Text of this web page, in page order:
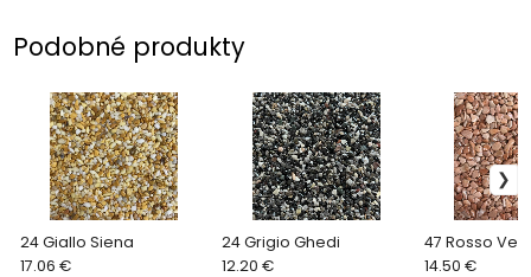
Podobné produkty
24 Giallo Siena
17.06 €
24 Grigio Ghedi
12.20 €
47 Rosso
14.50 €